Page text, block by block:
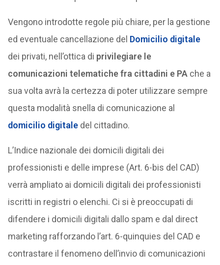
Vengono introdotte regole più chiare, per la gestione
ed eventuale cancellazione del Domicilio digitale
dei privati, nell’ottica di privilegiare le
comunicazioni telematiche fra cittadini e PAche a
sua volta avrà la certezza di poter utilizzare sempre
questa modalità snella di comunicazione al
domicilio digitaledel cittadino.
L’Indice nazionale dei domicili digitali dei
professionisti e delle imprese (Art. 6-bis del CAD)
verrà ampliato ai domicili digitali dei professionisti
iscritti in registri o elenchi. Ci si è preoccupati di
difendere i domicili digitali dallo spam e dal direct
marketing rafforzando l’art. 6-quinquies del CAD e
contrastare il fenomeno dell’invio di comunicazioni